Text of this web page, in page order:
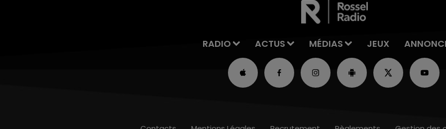
RADIO ACTUS MÉDIAS JEUX